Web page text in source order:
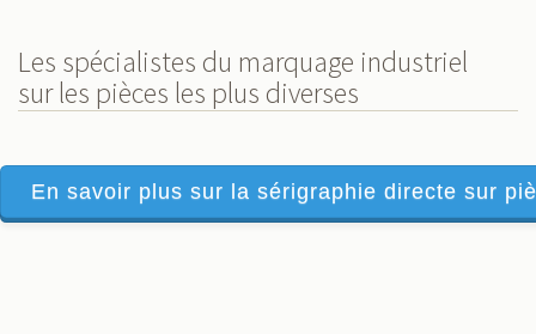
Les spécialistes du marquage industriel
sur les pièces les plus diverses
En savoir plus sur la sérigraphie directe sur